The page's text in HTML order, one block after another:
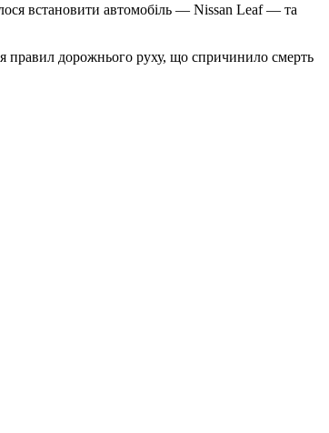
встановити автомобіль — Nissan Leaf — та
правил дорожнього руху, що спричинило смерть